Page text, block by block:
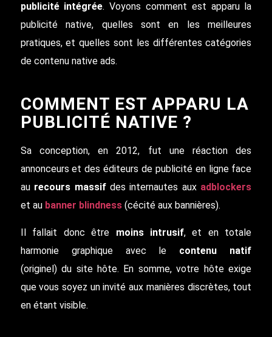
publicité intégrée. Voyons comment est apparu la
publicité native, quelles sont en les meilleures
pratiques, et quelles sont les différentes catégories
de contenu native ads.
COMMENT EST APPARU LA
PUBLICITÉ NATIVE ?
Sa conception, en 2012, fut une réaction des
annonceurs et des éditeurs de publicité en ligne face
au recours massifdes internautes aux adblockers
et au banner blindness(cécité aux bannières).
Il fallait donc être moins intrusif, et en totale
harmonie graphique avec le contenu natif
(originel) du site hôte. En somme, votre hôte exige
que vous soyez un invité aux manières discrètes, tout
en étant visible.